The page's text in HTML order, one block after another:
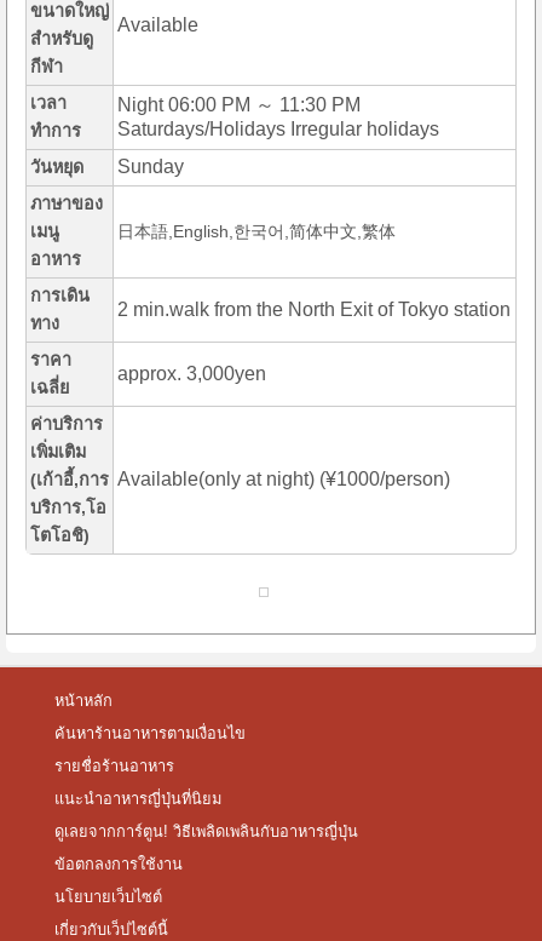
ขนาดใหญ่
สำหรับดู
กีฬา
Available
เวลา
ทำการ
Night 06:00 PM ～ 11:30 PM
Saturdays/Holidays Irregular holidays
วันหยุด Sunday
ภาษาของ
เมนู
อาหาร
日本語,English,한국어,简体中文,繁体
การเดิน
ทาง
2 min.walk from the North Exit of Tokyo station
ราคา
เฉลี่ย
approx. 3,000yen
ค่าบริการ
เพิ่มเติม
(เก้าอี้,การ
บริการ,โอ
โตโอชิ)
Available(only at night) (¥1000/person)
หน้าหลัก
ค้นหาร้านอาหารตามเงื่อนไข
รายชื่อร้านอาหาร
แนะนำอาหารญี่ปุ่นที่นิยม
ดูเลยจากการ์ตูน! วิธีเพลิดเพลินกับอาหารญี่ปุ่น
ข้อตกลงการใช้งาน
นโยบายเว็บไซต์
เกี่ยวกับเว็ปไซต์นี้